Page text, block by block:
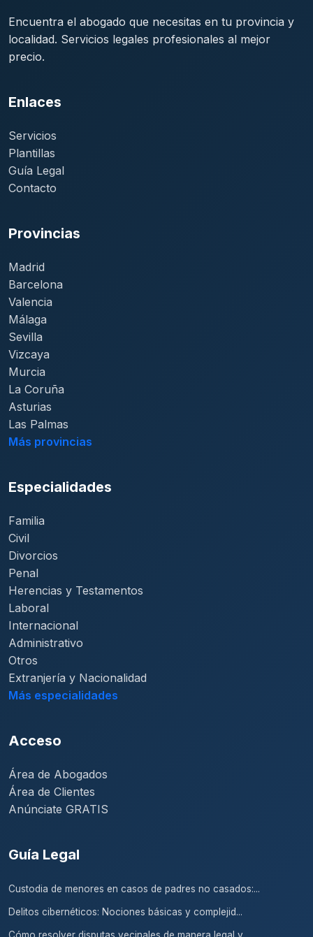
Encuentra el abogado que necesitas en tu provincia y
localidad. Servicios legales profesionales al mejor
precio.
Enlaces
Servicios
Plantillas
Guía Legal
Contacto
Provincias
Madrid
Barcelona
Valencia
Málaga
Sevilla
Vizcaya
Murcia
La Coruña
Asturias
Las Palmas
Más provincias
Especialidades
Familia
Civil
Divorcios
Penal
Herencias y Testamentos
Laboral
Internacional
Administrativo
Otros
Extranjería y Nacionalidad
Más especialidades
Acceso
Área de Abogados
Área de Clientes
Anúnciate GRATIS
Guía Legal
Custodia de menores en casos de padres no casados:...
Delitos cibernéticos: Nociones básicas y complejid...